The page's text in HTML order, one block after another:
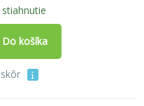
Do košíka